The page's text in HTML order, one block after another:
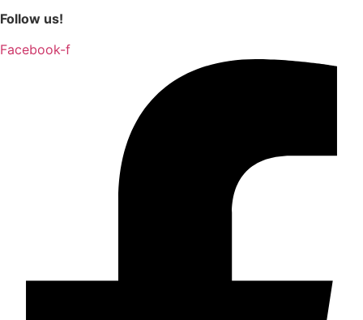
Follow us!
Facebook-f